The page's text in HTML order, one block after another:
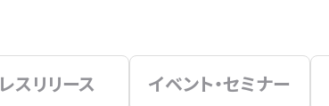
スリリース イベント・セミナー